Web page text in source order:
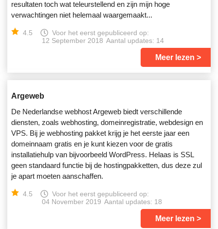
resultaten toch wat teleurstellend en zijn mijn hoge
verwachtingen niet helemaal waargemaakt...
4.5
Voor het eerst gepubliceerd op:
12 September 2018 Aantal updates: 14
Meer lezen
Argeweb
De Nederlandse webhost Argeweb biedt verschillende
diensten, zoals webhosting, domeinregistratie, webdesign en
VPS. Bij je webhosting pakket krijg je het eerste jaar een
domeinnaam gratis en je kunt kiezen voor de gratis
installatiehulp van bijvoorbeeld WordPress. Helaas is SSL
geen standaard functie bij de hostingpakketten, dus deze zul
je apart moeten aanschaffen.
4.5
Voor het eerst gepubliceerd op:
04 November 2019 Aantal updates: 18
Meer lezen